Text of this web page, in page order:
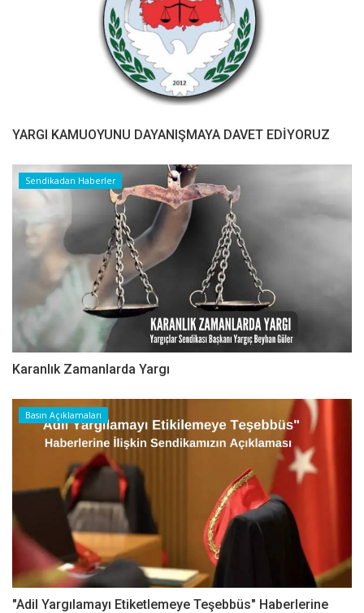
YARGI KAMUOYUNU DAYANIŞMAYA DAVET EDİYORUZ
Sendikadan Haberler
Karanlık Zamanlarda Yargı
Basın Açıklamaları
"Adil Yargılamayı Etiketlemeye Teşebbüs" Haberlerine